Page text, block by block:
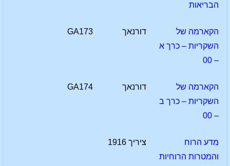
הבריאות
הקארמה של
השקריות – כרך א
– 00
דורנאך GA173
הקארמה של
השקריות – כרך ב
– 00
דורנאך GA174
מדע הרוח
והמטרות הרוחיות
ציריך 1916